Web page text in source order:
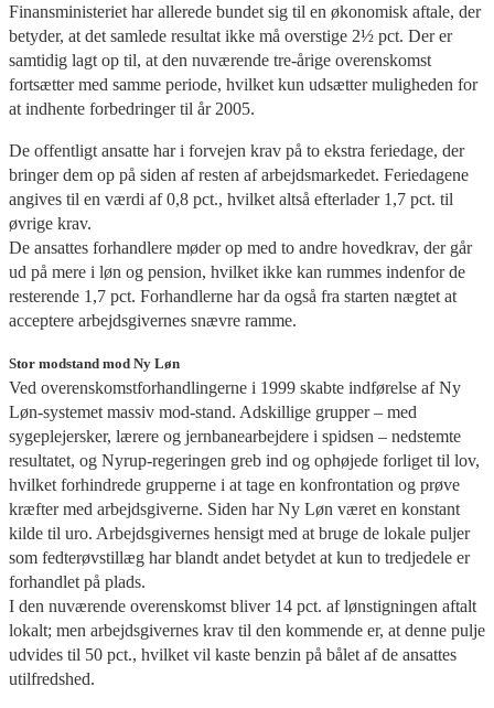
Finansministeriet har allerede bundet sig til en økonomisk aftale, der
betyder, at det samlede resultat ikke må overstige 2½ pct. Der er
samtidig lagt op til, at den nuværende tre-årige overenskomst
fortsætter med samme periode, hvilket kun udsætter muligheden for
at indhente forbedringer til år 2005.
De offentligt ansatte har i forvejen krav på to ekstra feriedage, der
bringer dem op på siden af resten af arbejdsmarkedet. Feriedagene
angives til en værdi af 0,8 pct., hvilket altså efterlader 1,7 pct. til
øvrige krav.
De ansattes forhandlere møder op med to andre hovedkrav, der går
ud på mere i løn og pension, hvilket ikke kan rummes indenfor de
resterende 1,7 pct. Forhandlerne har da også fra starten nægtet at
acceptere arbejdsgivernes snævre ramme.
Stor modstand mod Ny Løn
Ved overenskomstforhandlingerne i 1999 skabte indførelse af Ny
Løn-systemet massiv mod-stand. Adskillige grupper – med
sygeplejersker, lærere og jernbanearbejdere i spidsen – nedstemte
resultatet, og Nyrup-regeringen greb ind og ophøjede forliget til lov,
hvilket forhindrede grupperne i at tage en konfrontation og prøve
kræfter med arbejdsgiverne. Siden har Ny Løn været en konstant
kilde til uro. Arbejdsgivernes hensigt med at bruge de lokale puljer
som fedterøvstillæg har blandt andet betydet at kun to tredjedele er
forhandlet på plads.
I den nuværende overenskomst bliver 14 pct. af lønstigningen aftalt
lokalt; men arbejdsgivernes krav til den kommende er, at denne pulje
udvides til 50 pct., hvilket vil kaste benzin på bålet af de ansattes
utilfredshed.